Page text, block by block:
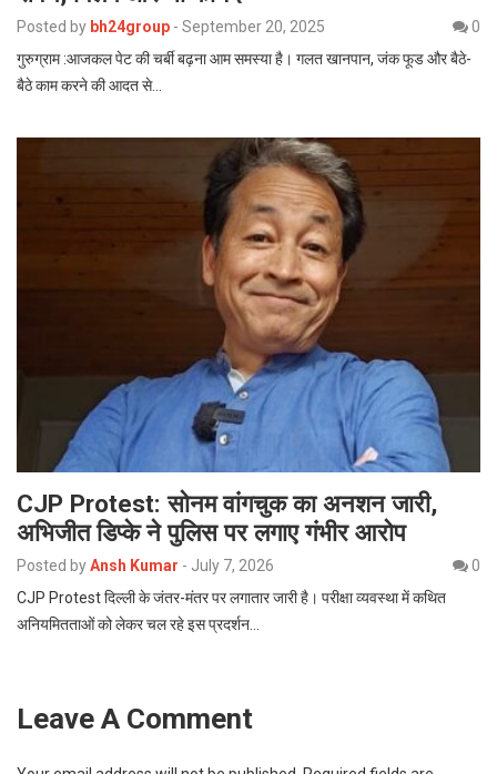
Posted by bh24group - September 20, 2025
0
गुरुग्राम :आजकल पेट की चर्बी बढ़ना आम समस्या है। गलत खानपान, जंक फूड और बैठे-
बैठे काम करने की आदत से…
CJP Protest: सोनम वांगचुक का अनशन जारी,
अभिजीत डिप्के ने पुलिस पर लगाए गंभीर आरोप
Posted byAnsh Kumar - July 7, 2026
0
CJP Protest दिल्ली के जंतर-मंतर पर लगातार जारी है। परीक्षा व्यवस्था में कथित
अनियमितताओं को लेकर चल रहे इस प्रदर्शन…
Leave A Comment